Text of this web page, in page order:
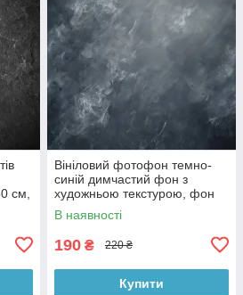
см,
Вініловий фотофон темно-
синій димчастий фон з
художньою текстурою, фон
для фото 60x60 см,
№551759
В наявності
190 ₴ 220 ₴
Купити